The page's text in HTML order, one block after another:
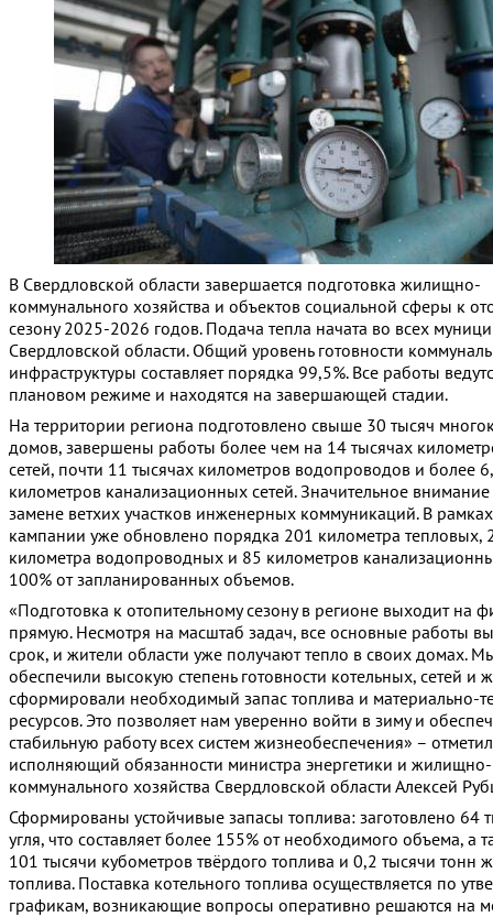
В Свердловской области завершается подготовка жилищно-
коммунального хозяйства и объектов социальной сферы к
сезону 2025-2026 годов. Подача тепла начата во всех
Свердловской области. Общий уровень готовности
инфраструктуры составляет порядка 99,5%. Все работы
плановом режиме и находятся на завершающей стадии.
На территории региона подготовлено свыше 30 тысяч
домов, завершены работы более чем на 14 тысячах
сетей, почти 11 тысячах километров водопроводов и более
километров канализационных сетей. Значительное
замене ветхих участков инженерных коммуникаций. В
кампании уже обновлено порядка 201 километра тепловых,
километра водопроводных и 85 километров
100% от запланированных объемов.
«Подготовка к отопительному сезону в регионе выходит на
прямую. Несмотря на масштаб задач, все основные работы
срок, и жители области уже получают тепло в своих домах.
обеспечили высокую степень готовности котельных, сетей и
сформировали необходимый запас топлива и материально-
ресурсов. Это позволяет нам уверенно войти в зиму и
стабильную работу всех систем жизнеобеспечения» – отметил
исполняющий обязанности министра энергетики и жилищно-
коммунального хозяйства Свердловской области Алексей
Сформированы устойчивые запасы топлива: заготовлено 64
угля, что составляет более 155% от необходимого объема, а
101 тысячи кубометров твёрдого топлива и 0,2 тысячи тонн
топлива. Поставка котельного топлива осуществляется по
графикам, возникающие вопросы оперативно решаются на